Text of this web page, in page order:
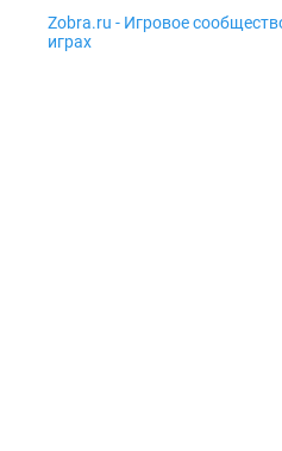
Zobra.ru - Игровое
играх